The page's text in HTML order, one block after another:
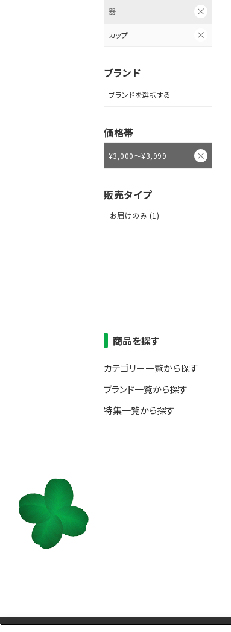
器
カップ
ブランド
ブランドを選択する
価格帯
¥3,000～¥3,999
販売タイプ
お届けのみ (1)
商品を探す
カテゴリー一覧から探す
ブランド一覧から探す
特集一覧から探す